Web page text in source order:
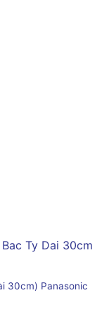
30cm) Panasonic